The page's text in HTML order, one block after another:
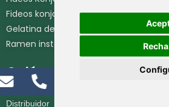
Fideos konjac instantáneos
Gelatina de konjac
Ramen instantáneo rico en proteínas
Quiénes somos
Acerca de Hethstia
Distribuidor